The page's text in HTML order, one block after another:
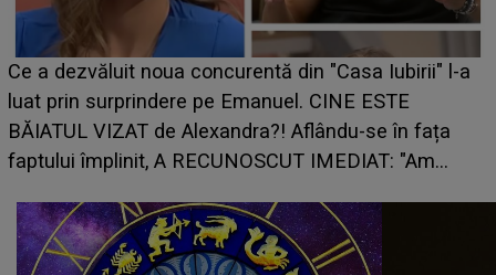
HOROSCOP 7 august 2026. Zodia care intră într-o
perioadă marcată de încercări. Problemele se adună
din toate părțile, iar o veste neașteptată îi dă planurile
peste cap